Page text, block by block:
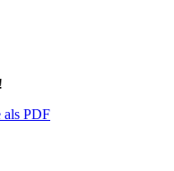
als PDF